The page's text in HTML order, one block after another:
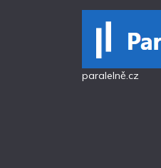
paralelně.cz